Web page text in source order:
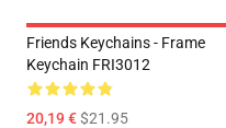
Friends Keychains - Frame
Keychain FRI3012
20,19 €$21.95